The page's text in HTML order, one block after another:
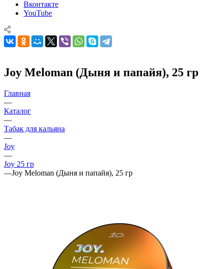
Вконтакте
YouTube
Joy Meloman (Дыня и папайя), 25 гр
Главная
—
Каталог
—
Табак для кальяна
—
Joy
—
Joy 25 гр
—Joy Meloman (Дыня и папайя), 25 гр